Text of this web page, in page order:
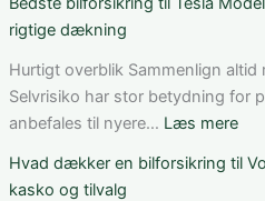
vilkår
pris
og
valg
den
får
på
ung
rigtige dækning
Hurtigt overblik Sammenlign
Selvrisiko har stor betydning for
anbefales til nyere… Læs mere:
Hvad dækker en bilforsikring til
kasko og tilvalg